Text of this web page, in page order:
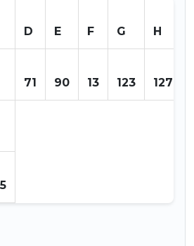
D E F G H
71 90 13 123 127